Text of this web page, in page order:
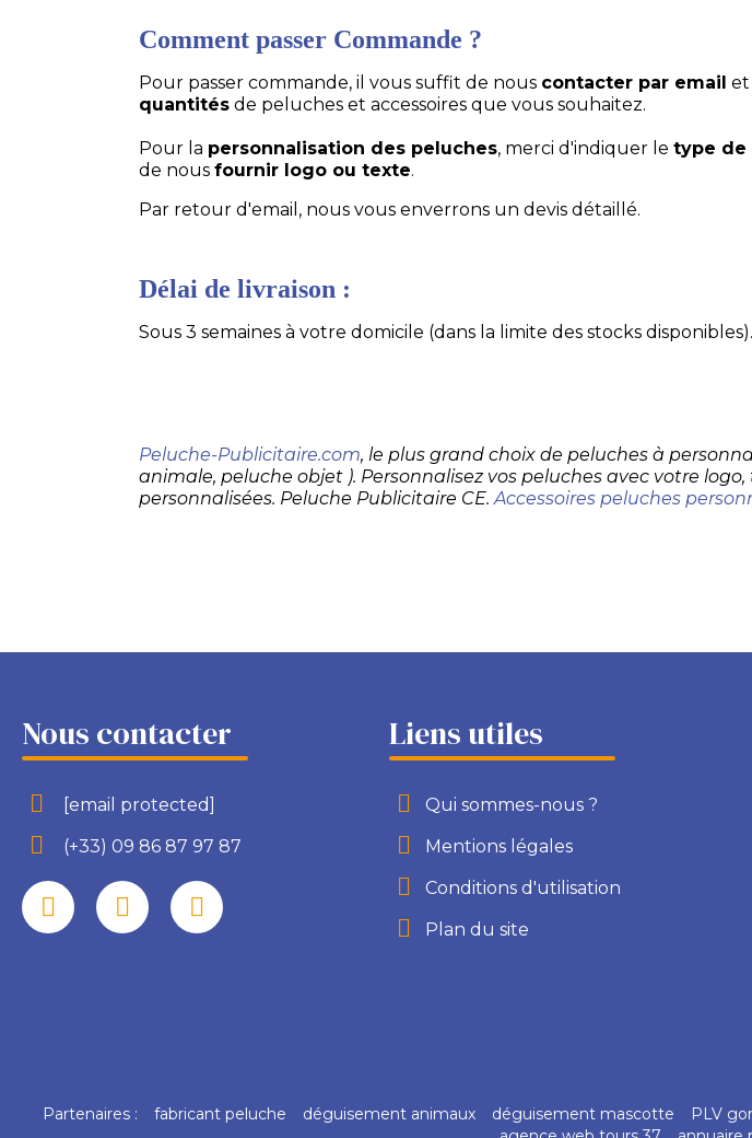
Comment passer Commande ?
Pour passer commande, il vous suffit de nous contacter par email et
quantités de peluches et accessoires que vous souhaitez.
Pour la personnalisation des peluches, merci d'indiquer le type de
de nous fournir logo ou texte.
Par retour d'email, nous vous enverrons un devis détaillé.
Délai de livraison :
Sous 3 semaines à votre domicile (dans la limite des stocks disponibles).
Peluche-Publicitaire.com, le plus grand choix de peluches à
animale, peluche objet ). Personnalisez vos peluches avec votre
personnalisées. Peluche Publicitaire CE.Accessoires peluches
Nous contacter
[email protected]
(+33) 09 86 87 97 87
Liens utiles
Qui sommes-nous ?
Mentions légales
Conditions d'utilisation
Plan du site
Partenaires : fabricant peluche déguisement animaux déguisement mascotte PLV